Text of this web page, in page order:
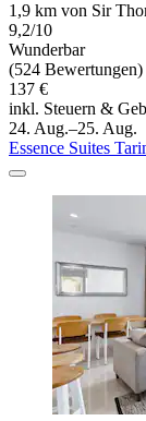
1,9 km von Sir
9,2/10
Wunderbar
(524 Bewertungen)
137 €
inkl. Steuern &
24. Aug.–25. Aug.
Essence Suites